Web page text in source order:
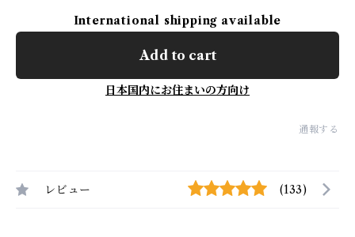
International shipping available
Add to cart
日本国内にお住まいの方向け
通報する
レビュー (133)